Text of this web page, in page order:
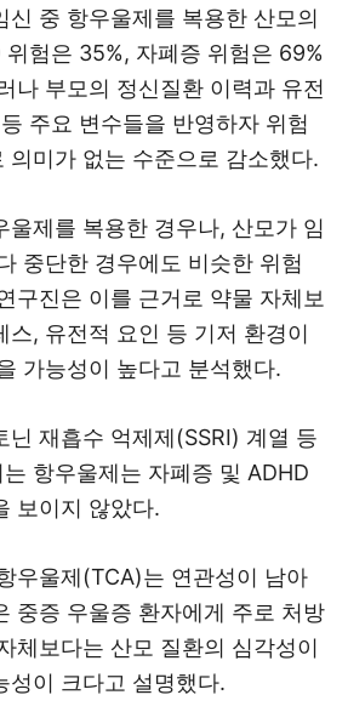
신 중 항우울제를 복용한 산모의
험은 35%, 자폐증 위험은 69%
나 부모의 정신질환 이력과 유전
주요 변수들을 반영하자 위험
의미가 없는 수준으로 감소했다.
울제를 복용한 경우나, 산모가 임
중단한 경우에도 비슷한 위험
구진은 이를 근거로 약물 자체보
스, 유전적 요인 등 기저 환경이
가능성이 높다고 분석했다.
닌 재흡수 억제제(SSRI) 계열 등
항우울제는 자폐증 및 ADHD
보이지 않았다.
우울제(TCA)는 연관성이 남아
중증 우울증 환자에게 주로 처방
체보다는 산모 질환의 심각성이
성이 크다고 설명했다.